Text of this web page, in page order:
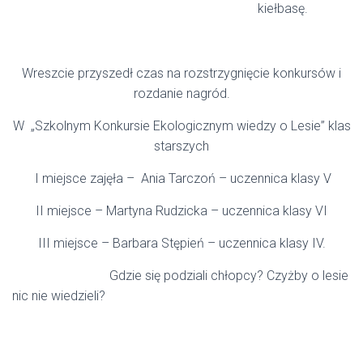
kiełbasę.
Wreszcie przyszedł czas na rozstrzygnięcie konkursów i
rozdanie nagród.
W „Szkolnym Konkursie Ekologicznym wiedzy o Lesie” klas
starszych
I miejsce zajęła – Ania Tarczoń – uczennica klasy V
II miejsce – Martyna Rudzicka – uczennica klasy VI
III miejsce – Barbara Stępień – uczennica klasy IV.
Gdzie się podziali chłopcy? Czyżby o lesie
nic nie wiedzieli?